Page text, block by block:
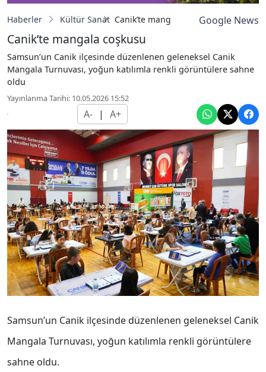
Haberler Kültür Sanat Canik’te mangala coşkusuGoogle News
Canik’te mangala coşkusu
Samsun’un Canik ilçesinde düzenlenen geleneksel Canik
Mangala Turnuvası, yoğun katılımla renkli görüntülere sahne
oldu
Yayınlanma Tarihi: 10.05.2026 15:52
A- | A+
Samsun’un Canik ilçesinde düzenlenen geleneksel Canik
Mangala Turnuvası, yoğun katılımla renkli görüntülere
sahne oldu.